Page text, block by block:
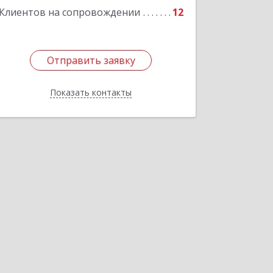
Клиентов на сопровождении 12
Отправить заявку
Показать контакты
Отправить заявку
Назад